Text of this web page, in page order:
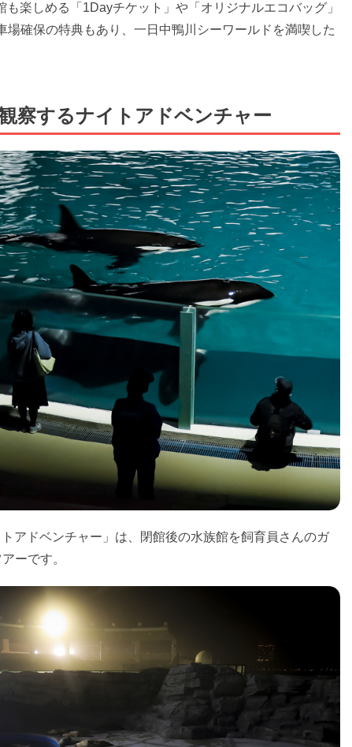
楽しめる「1Dayチケット」や「オリジナルエコバッグ」
場確保の特典もあり、一日中鴨川シーワールドを満喫した
察するナイトアドベンチャー
アドベンチャー」は、閉館後の水族館を飼育員さんのガ
ーです。